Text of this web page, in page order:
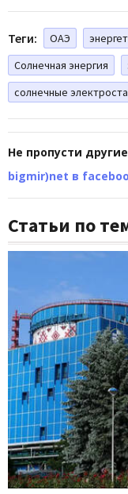
Теги: ОАЭ
Солнечная энергия
солнечные
Не пропусти
bigmir)net в
Статьи по